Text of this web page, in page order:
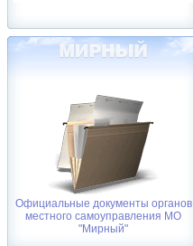
Официальные документы органов
местного самоуправления МО
"Мирный"